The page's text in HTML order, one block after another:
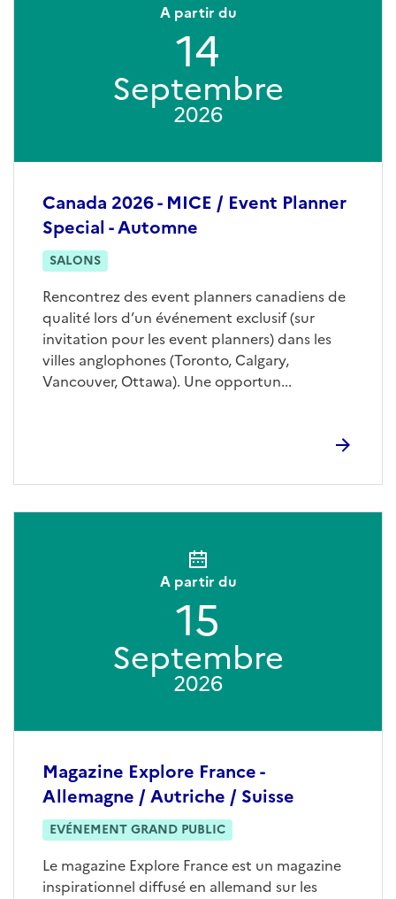
Canada 2026 - MICE / Event Planner
Special - Automne
SALONS
Rencontrez des event planners canadiens de
qualité lors d’un événement exclusif (sur
invitation pour les event planners) dans les
villes anglophones (Toronto, Calgary,
Vancouver, Ottawa). Une opportun...
A partir du
14
Septembre
2026
Magazine Explore France -
Allemagne / Autriche / Suisse
EVÉNEMENT GRAND PUBLIC
Le magazine Explore France est un magazine
inspirationnel diffusé en allemand sur les
A partir du
15
Septembre
2026